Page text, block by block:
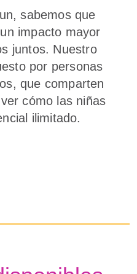
sabemos que
impacto mayor
juntos. Nuestro
por personas
que comparten
cómo las niñas
ilimitado.